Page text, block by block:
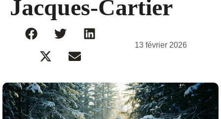
Jacques-Cartier
13 février 2026